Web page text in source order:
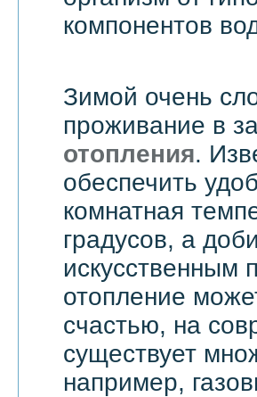
компонентов
Зимой очень
проживание в
отопления.
обеспечить
комнатная
градусов, а
искусственным
отопление
счастью, на
существует
например,